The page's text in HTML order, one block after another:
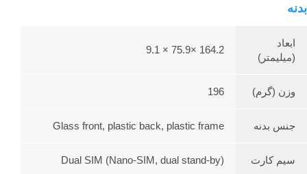
بدنه
ابعاد
(میلیمتر)
164.2 ×75.9 × 9.1
وزن (گرم) 196
جنس بدنه Glass front, plastic back, plastic frame
سیم کارت Dual SIM (Nano-SIM, dual stand-by)